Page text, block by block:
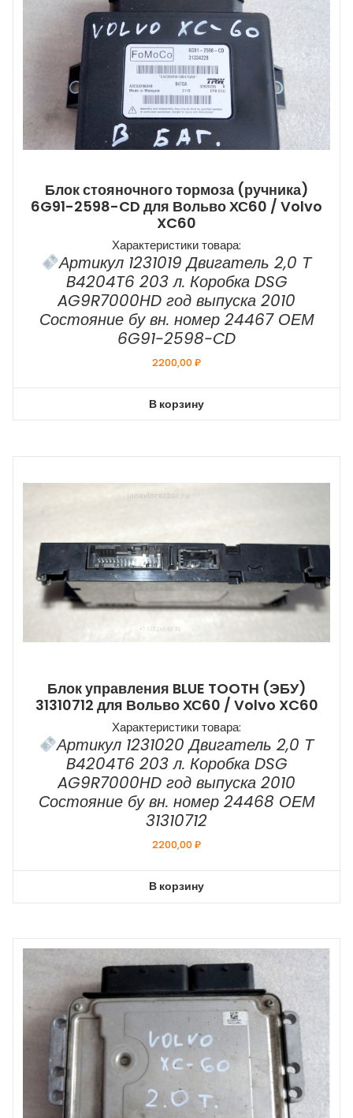
Блок стояночного тормоза (ручника)
6G91-2598-CD для Вольво ХС60 / Volvo
XC60
Характеристики товара:
Артикул 1231019 Двигатель 2,0 Т
B4204T6 203 л. Коробка DSG
AG9R7000HD год выпуска 2010
Состояние бу вн. номер 24467 ОЕМ
6G91-2598-CD
2200,00₽
В корзину
Блок управления BLUE TOOTH (ЭБУ)
31310712 для Вольво ХС60 / Volvo XC60
Характеристики товара:
Артикул 1231020 Двигатель 2,0 Т
B4204T6 203 л. Коробка DSG
AG9R7000HD год выпуска 2010
Состояние бу вн. номер 24468 ОЕМ
31310712
2200,00₽
В корзину